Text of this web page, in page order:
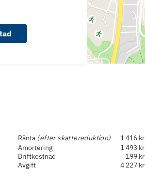
Ränta (efter skattereduktion)
1 416 kr
Amortering
1 493 kr
Driftkostnad
199 kr
Avgift
4 227 kr